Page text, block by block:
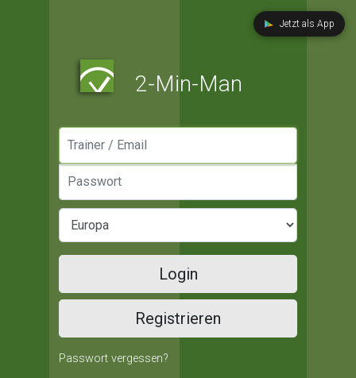
Jetzt als App
2-Min-Man
Login
Registrieren
Passwort vergessen?